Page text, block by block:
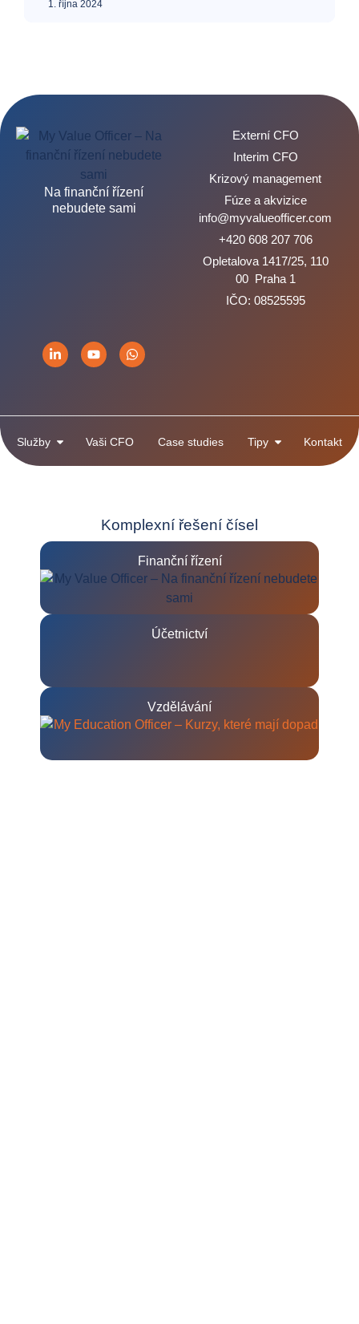
1. října 2024
Na finanční řízení
nebudete sami
Externí CFO
Interim CFO
Krizový management
Fúze a akvizice
info@myvalueofficer.com
+420 608 207 706
Opletalova 1417/25, 110
00 Praha 1
IČO: 08525595
Služby Vaši CFO Case studies Tipy Kontakt
Komplexní řešení čísel
Finanční řízení
Účetnictví
Vzdělávání